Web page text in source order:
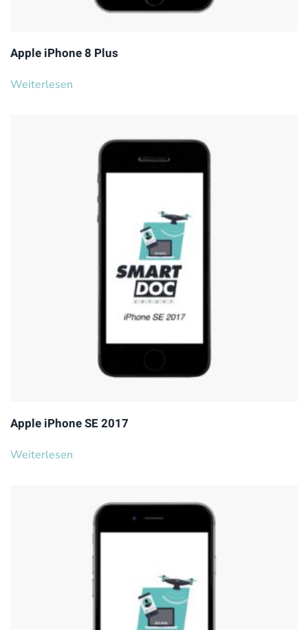
Apple iPhone 8 Plus
Weiterlesen
Apple iPhone SE 2017
Weiterlesen